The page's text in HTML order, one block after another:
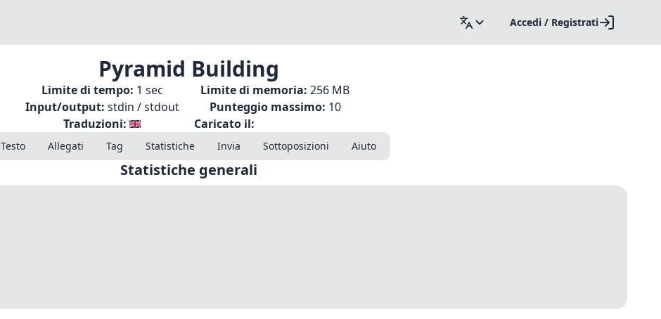
Accedi / Registrati
Pyramid Building
Limite di tempo: 1 sec Limite di memoria: 256 MB
Input/output: stdin / stdout Punteggio massimo: 10
Traduzioni:
Caricato il:
Testo Allegati Tag Statistiche Invia Sottoposizioni Aiuto
Statistiche generali